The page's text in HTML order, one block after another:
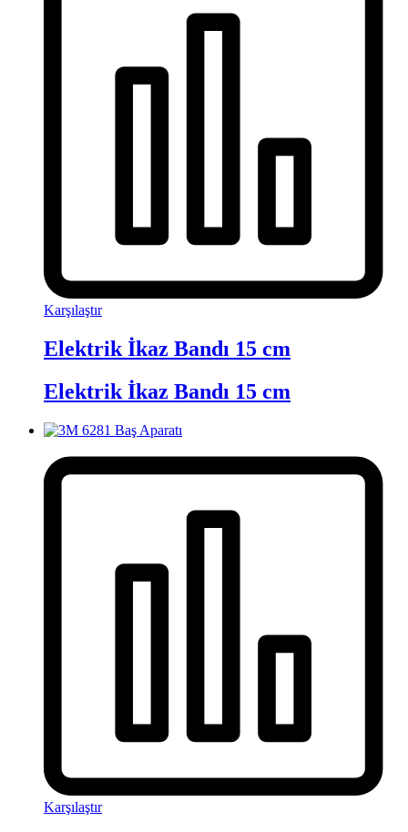
Karşılaştır
Elektrik İkaz Bandı 15 cm
Elektrik İkaz Bandı 15 cm
Karşılaştır